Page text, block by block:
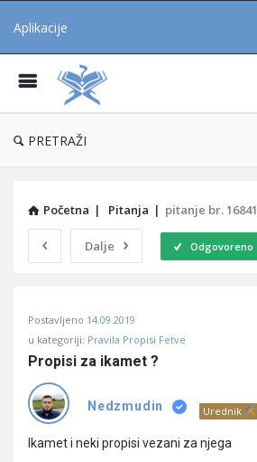
Aplikacije
PRETRAŽI
Početna | Pitanja | pitanje br. 16841
Dalje Odgovoreno
Učene
Latest
Pitanja
Postavljeno 14.09.2019
u kategoriji: Pravila Propisi Fetve
Propisi za ikamet ?
Nedzmudin Urednik
Ikamet i neki propisi vezani za njega